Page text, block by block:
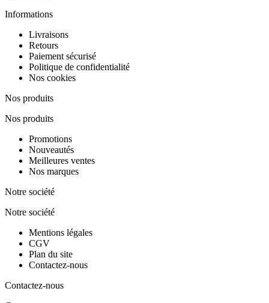
Informations
Livraisons
Retours
Paiement sécurisé
Politique de confidentialité
Nos cookies
Nos produits
Nos produits
Promotions
Nouveautés
Meilleures ventes
Nos marques
Notre société
Notre société
Mentions légales
CGV
Plan du site
Contactez-nous
Contactez-nous